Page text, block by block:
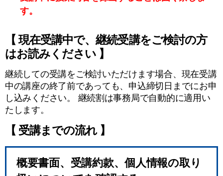
す。
【 現在受講中で、継続受講をご検討の方
はお読みください 】
継続しての受講をご検討いただけます場合、現在受講
中の講座の終了前であっても、申込締切日までにお申
し込みください。 継続割は事務局で自動的に適用い
たします。
【 受講までの流れ 】
概要書面、受講約款、個人情報の取り